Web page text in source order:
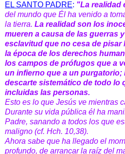
EL SANTO PADRE: "La realidad
del mundo que Él ha venido a
la tierra. La realidad son los
mueren a causa de las guerras
esclavitud que no cesa de pisar
la época de los derechos
los campos de prófugos que a
un infierno que a un purgatorio;
descarte sistemático de todo lo
incluidas las personas.
Esto es lo que Jesús ve mientras
Durante su vida pública él ha
Padre, sanando a todos los que
maligno (cf. Hch. 10,38).
Ahora sabe que ha llegado el
profundo, de arrancar la raíz del